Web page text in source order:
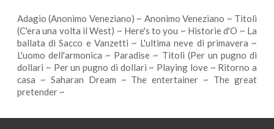
Adagio (Anonimo Veneziano) ~ Anonimo Veneziano ~ Titoli
(C'era una volta il West) ~ Here's to you ~ Historie d'O ~ La
ballata di Sacco e Vanzetti ~ L'ultima neve di primavera ~
L'uomo dell'armonica ~ Paradise ~ Titoli (Per un pugno di
dollari ~ Per un pugno di dollari ~ Playing love ~ Ritorno a
casa ~ Saharan Dream ~ The entertainer ~ The great
pretender ~